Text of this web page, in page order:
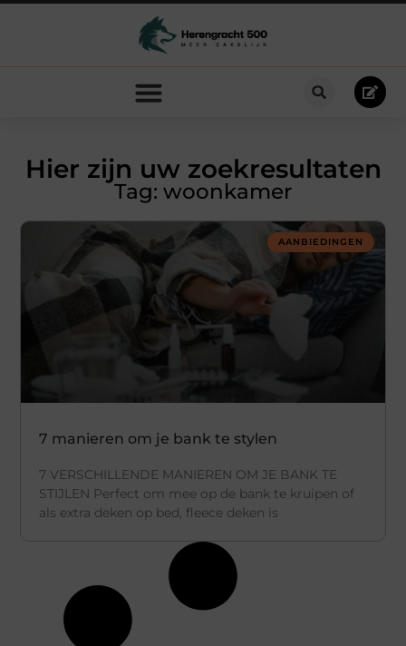
Hier zijn uw zoekresultaten
Tag: woonkamer
AANBIEDINGEN
7 manieren om je bank te stylen
7 VERSCHILLENDE MANIEREN OM JE BANK TE
STIJLEN Perfect om mee op de bank te kruipen of
als extra deken op bed, fleece deken is